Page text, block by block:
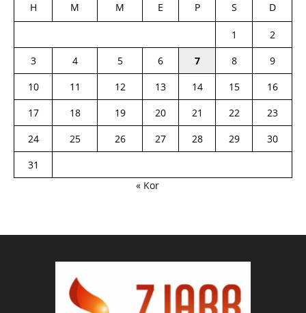
H M M E P S D
1
2
3
4 5 6 7 8
9
10
11 12 13 14 15
16
17
18 19 20 21 22
23
24
25 26 27 28 29
30
31
« Kor